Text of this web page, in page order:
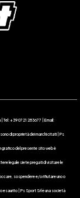
Tel: +39 0721 283677 | Email:
di proprietà dei marchi citati | Ps
grafico del presente sito web è
legale siete pregati di visitare le
sospendere e/o rifiutare uno o
esaurito | Ps Sport Srl è una società